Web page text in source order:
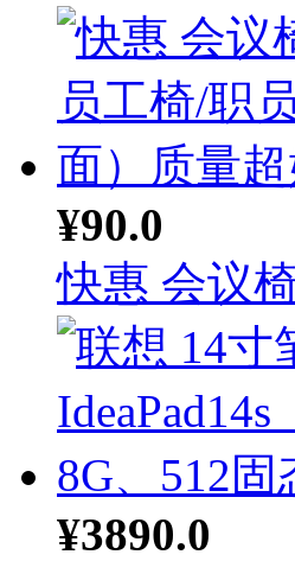
¥90.0
快惠 会议
¥3890.0